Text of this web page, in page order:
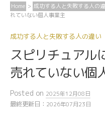
Home > 成功する人と失敗する人の
れていない個人事業主
成功する人と失敗する人の違い
スピリチュアル
売れていない個
Posted on 2025年12月08日
最終更新日： 2026年07月23日